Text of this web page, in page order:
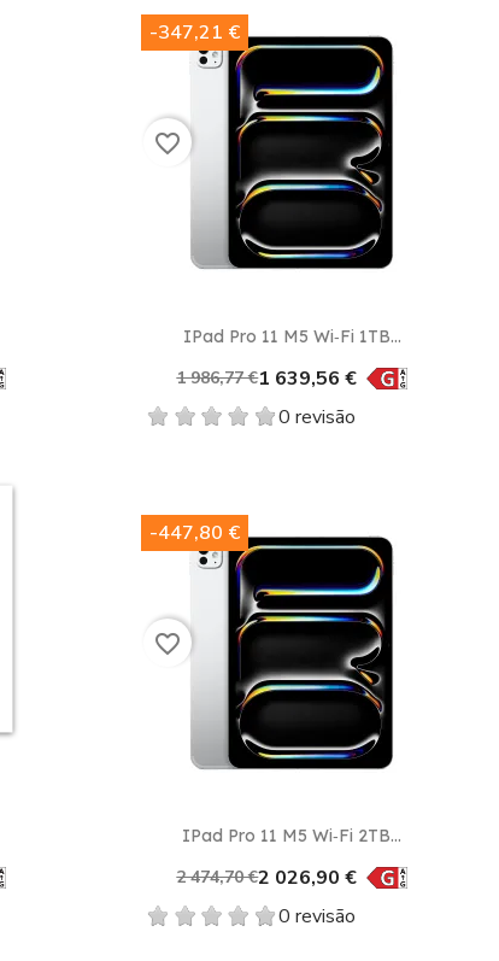
Vista rápida
IPad Pro 11 M5 Wi‑Fi 1TB...
1 986,77 €1 639,56 €
0 revisão
-347,21 €
favorite_border
Vista rápida
IPad Pro 11 M5 Wi‑Fi 2TB...
2 474,70 €2 026,90 €
0 revisão
-447,80 €
favorite_border